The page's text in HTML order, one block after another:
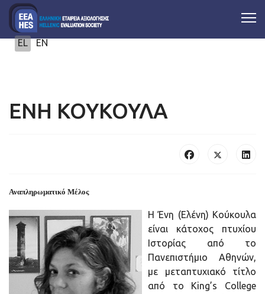
Επιλέξτε τη γλώσσα σας
EL EN
ΕΝΗ ΚΟΥΚΟΥΛΑ
Αναπληρωματικό Μέλος
Η Ένη (Ελένη) Κούκουλα
είναι κάτοχος πτυχίου
Ιστορίας από το
Πανεπιστήμιο Αθηνών,
με μεταπτυχιακό τίτλο
από το King’s College